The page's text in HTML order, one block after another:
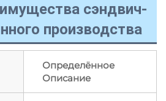
сэндвич-
производства
Определённое
Описание